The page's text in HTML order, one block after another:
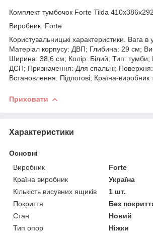
Комплект тумбочок Forte Tilda
Виробник: Forte
Користувальницькі характеристики. Вага в
Матеріал корпусу: ДВП; Глибина: 29 см;
Ширина: 38,6 см; Колір: Білий; Тип: тумби;
ДСП; Призначення: Для спальні;
Встановлення: Підлогові; Країна-виробник
Приховати
Характеристики
Основні
Виробник
Forte
Країна виробник
Україна
Кількість висувних ящиків
1 шт.
Покриття
Без
Стан
Новий
Тип опор
Ніжки